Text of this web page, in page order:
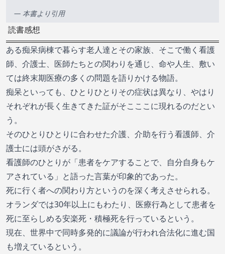
— 本書より引用
読書感想
ある痴呆病棟で暮らす老人達とその家族、そこで働く看護
師、介護士、医師たちとの関わりを通じ、命や人生、敷い
ては終末期医療の多くの問題を語りかける物語。
痴呆といっても、ひとりひとりその症状は異なり、やはり
それぞれが長く生きてきた証がそこここに現れるのだとい
う。
そのひとりひとりに合わせた介護、介助を行う看護師、介
護士には頭がさがる。
看護師のひとりが「患者をケアすることで、自分自身もケ
アされている」と語った言葉が印象的であった。
死に行く者への関わり方というのを深く考えさせられる。
オランダでは30年以上にもわたり、医療行為として患者を
死に至らしめる安楽死・積極死を行っているという。
現在、世界中で同時多発的に議論が行われ合法化に進む国
も増えているという。